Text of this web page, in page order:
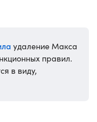
удаление Макса
правил.
в виду,